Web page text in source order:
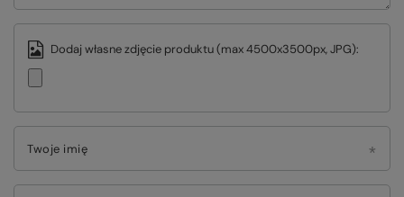
Dodaj własne zdjęcie produktu (max 4500x3500px, JPG):
Twoje imię